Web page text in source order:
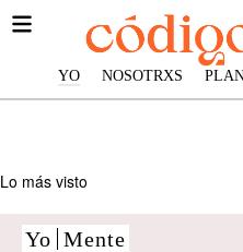
YO NOSOTRXS
Lo más visto
Yo Mente